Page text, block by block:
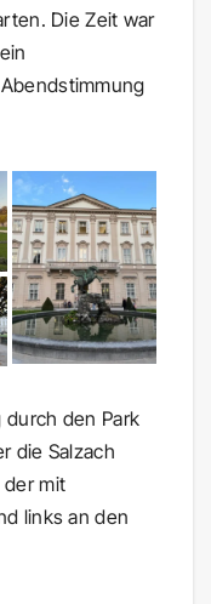
Die Zeit war
durch den Park
die Salzach
mit
links an den